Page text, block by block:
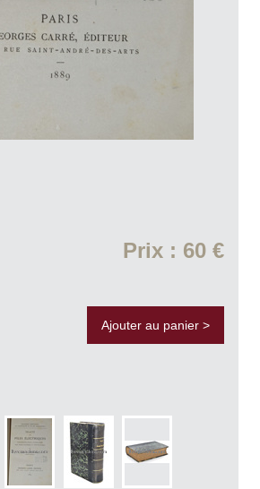
Prix : 60 €
Ajouter au panier >